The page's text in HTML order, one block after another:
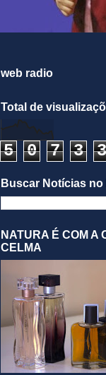
web radio
Total de
5 0 7 3 3
Buscar Notícias no
NATURA É COM A
CELMA